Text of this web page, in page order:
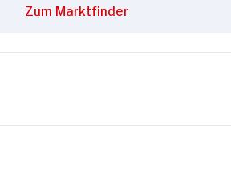
Zum Marktfinder